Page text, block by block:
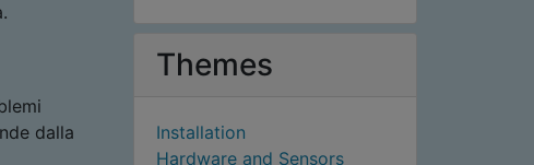
dalla
Themes
Installation
Hardware and Sensors